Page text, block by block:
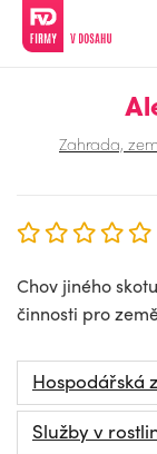
Zahrada,
Chov jiného
činnosti pro
Hospodářská
Služby v